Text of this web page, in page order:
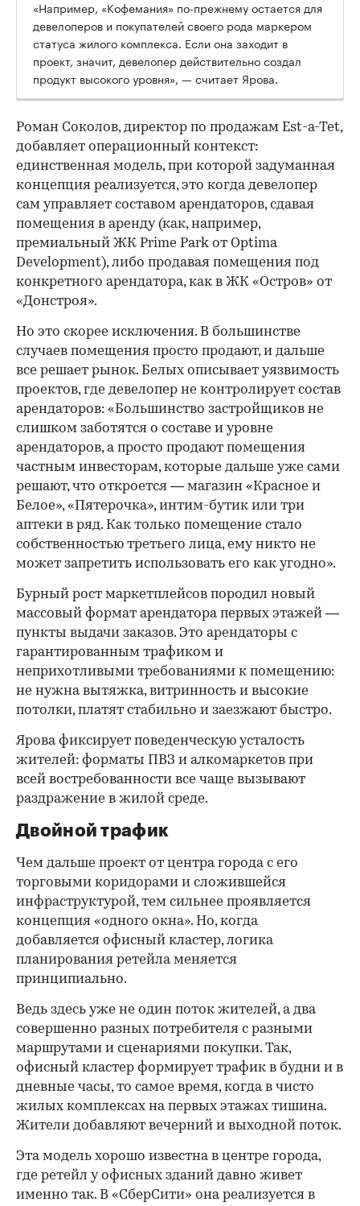
«Например, «Кофемания» по-прежнему остается для
девелоперов и покупателей своего рода маркером
статуса жилого комплекса. Если она заходит в
проект, значит, девелопер действительно создал
продукт высокого уровня», — считает Ярова.
Роман Соколов, директор по продажам Est-a-Tet,
добавляет операционный контекст:
единственная модель, при которой задуманная
концепция реализуется, это когда девелопер
сам управляет составом арендаторов, сдавая
помещения в аренду (как, например,
премиальный ЖК Prime Park от Optima
Development), либо продавая помещения под
конкретного арендатора, как в ЖК «Остров» от
«Донстроя».
Но это скорее исключения. В большинстве
случаев помещения просто продают, и дальше
все решает рынок. Белых описывает уязвимость
проектов, где девелопер не контролирует состав
арендаторов: «Большинство застройщиков не
слишком заботятся о составе и уровне
арендаторов, а просто продают помещения
частным инвесторам, которые дальше уже сами
решают, что откроется — магазин «Красное и
Белое», «Пятерочка», интим-бутик или три
аптеки в ряд. Как только помещение стало
собственностью третьего лица, ему никто не
может запретить использовать его как угодно».
Бурный рост маркетплейсов породил новый
массовый формат арендатора первых этажей —
пункты выдачи заказов. Это арендаторы с
гарантированным трафиком и
неприхотливыми требованиями к помещению:
не нужна вытяжка, витринность и высокие
потолки, платят стабильно и заезжают быстро.
Ярова фиксирует поведенческую усталость
жителей: форматы ПВЗ и алкомаркетов при
всей востребованности все чаще вызывают
раздражение в жилой среде.
Двойной трафик
Чем дальше проект от центра города с его
торговыми коридорами и сложившейся
инфраструктурой, тем сильнее проявляется
концепция «одного окна». Но, когда
добавляется офисный кластер, логика
планирования ретейла меняется
принципиально.
Ведь здесь уже не один поток жителей, а два
совершенно разных потребителя с разными
маршрутами и сценариями покупки. Так,
офисный кластер формирует трафик в будни и в
дневные часы, то самое время, когда в чисто
жилых комплексах на первых этажах тишина.
Жители добавляют вечерний и выходной поток.
Эта модель хорошо известна в центре города,
где ретейл у офисных зданий давно живет
именно так. В «СберСити» она реализуется в